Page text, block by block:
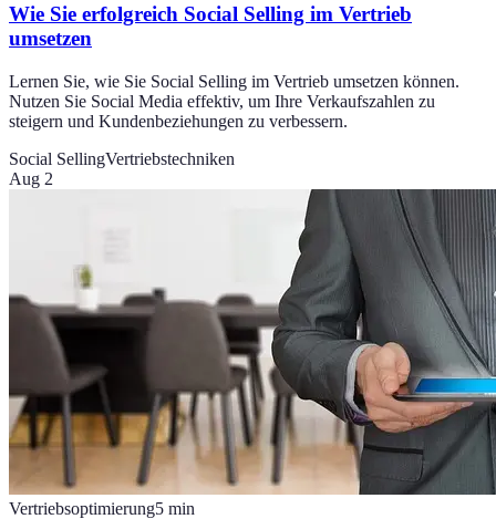
Wie Sie erfolgreich Social Selling im Vertrieb
umsetzen
Lernen Sie, wie Sie Social Selling im Vertrieb umsetzen können.
Nutzen Sie Social Media effektiv, um Ihre Verkaufszahlen zu
steigern und Kundenbeziehungen zu verbessern.
Social SellingVertriebstechniken
Aug 2
Vertriebsoptimierung5 min